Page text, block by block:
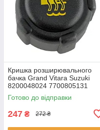
Кришка розширювального
бачка Grand Vitara Suzuki
8200048024 7700805131
7700805031 91166192 21430-
AX300
Готово до відправки
247 ₴ 272 ₴